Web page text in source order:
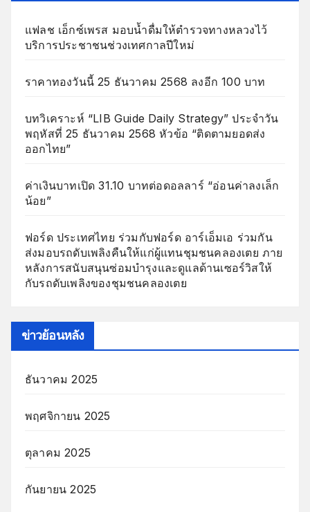
แฟลช เอ็กซ์เพรส มอบน้ำดื่มให้ตำรวจทางหลวงไว้
บริการประชาชนช่วงเทศกาลปีใหม่
ราคาทองวันนี้ 25 ธันวาคม 2568 ลงอีก 100 บาท
บทวิเคราะห์ “LIB Guide Daily Strategy” ประจำวัน
พฤหัสที่ 25 ธันวาคม 2568 หัวข้อ “ติดตามยอดส่ง
ออกไทย”
ค่าเงินบาทเปิด 31.10 บาทต่อดอลลาร์ “อ่อนค่าลงเล็ก
น้อย”
ฟอร์ด ประเทศไทย ร่วมกับฟอร์ด อาร์เอ็มเอ ร่วมกัน
ส่งมอบรถดับเพลิงคืนให้แก่ผู้แทนชุมชนคลองเตย ภาย
หลังการสนับสนุนซ่อมบำรุงและดูแลด้านเซอร์วิสให้
กับรถดับเพลิงของชุมชนคลองเตย
ข่าวย้อนหลัง
ธันวาคม 2025
พฤศจิกายน 2025
ตุลาคม 2025
กันยายน 2025